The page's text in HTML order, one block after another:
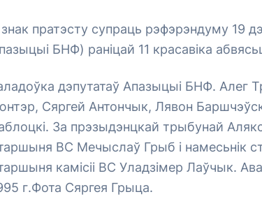
пратэсту супраць рэфэрэндуму 19
БНФ) раніцай 11 красавіка
дэпутатаў Апазыцыі БНФ. Алег
Сяргей Антончык, Лявон
За прэзыдэнцкай трыбунай
ВС Мечыслаў Грыб і намесьнік
камісіі ВС Уладзімер Лаўчык.
г.Фота Сяргея Грыца.